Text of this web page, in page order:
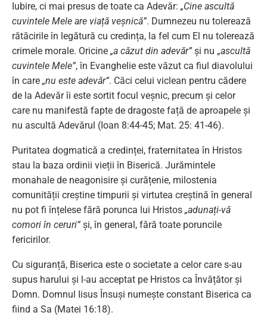
Iubire, ci mai presus de toate ca Adevăr: „Cine ascultă
cuvintele Mele are viață veșnică”. Dumnezeu nu tolerează
rătăcirile în legătură cu credința, la fel cum El nu tolerează
crimele morale. Oricine „a căzut din adevăr” și nu „ascultă
cuvintele Mele”, în Evanghelie este văzut ca fiul diavolului
în care „nu este adevăr”. Căci celui viclean pentru cădere
de la Adevăr îi este sortit focul veșnic, precum și celor
care nu manifestă fapte de dragoste față de aproapele și
nu ascultă Adevărul (Ioan 8:44-45; Mat. 25: 41-46).
Puritatea dogmatică a credinței, fraternitatea în Hristos
stau la baza ordinii vieții în Biserică. Jurămintele
monahale de neagonisire și curățenie, milostenia
comunității creștine timpurii și virtutea creștină în general
nu pot fi înțelese fără porunca lui Hristos „adunați-vă
comori în ceruri” și, în general, fără toate poruncile
fericirilor.
Cu siguranță, Biserica este o societate a celor care s-au
supus harului și l-au acceptat pe Hristos ca Învățător și
Domn. Domnul Iisus Însuși numește constant Biserica ca
fiind a Sa (Matei 16:18).